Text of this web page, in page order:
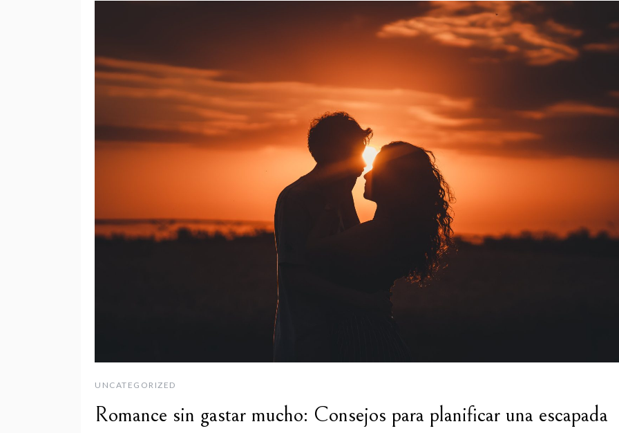
UNCATEGORIZED
Romance sin gastar mucho: Consejos para planificar una escapada